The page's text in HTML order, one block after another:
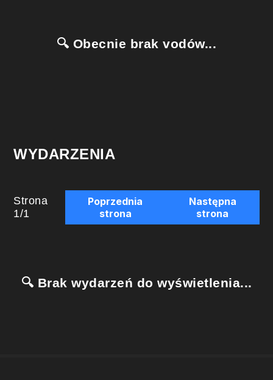
🔍 Obecnie brak vodów...
WYDARZENIA
Strona
1/1
Poprzednia
strona
Następna
strona
🔍 Brak wydarzeń do wyświetlenia...